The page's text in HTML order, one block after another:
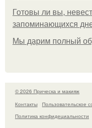
Готовы ли вы,
запоминающихся
Мы дарим полный
© 2026 Прическа и макияж
Контакты
Пользовательское
Политика конфидециальности